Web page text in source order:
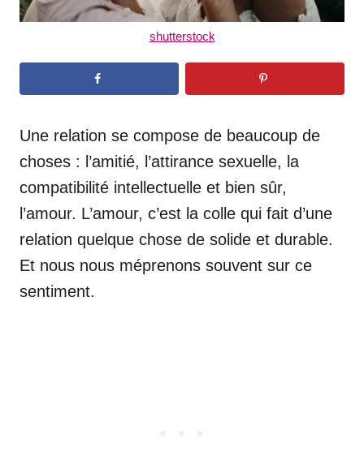
shutterstock
Une relation se compose de beaucoup de
choses : l’amitié, l’attirance sexuelle, la
compatibilité intellectuelle et bien sûr,
l’amour. L’amour, c’est la colle qui fait d’une
relation quelque chose de solide et durable.
Et nous nous méprenons souvent sur ce
sentiment.